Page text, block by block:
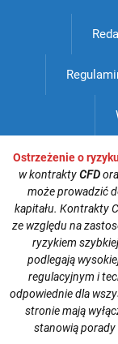
Ostrzeżenie o
w kontraktyCFD
może prowadzić
kapitału. Kontrakty
ze względu na
ryzykiem
podlegają
regulacyjnym i
odpowiednie dla
stronie mają
stanowią